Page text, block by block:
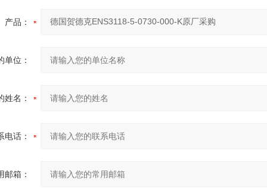
产品：
单位：
姓名：
电话：
邮箱：